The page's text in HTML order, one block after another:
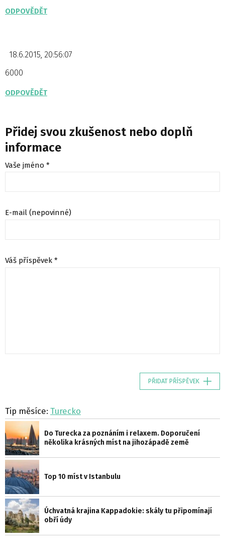
ODPOVĚDĚT
18.6.2015, 20:56:07
6000
ODPOVĚDĚT
Přidej svou zkušenost nebo doplň
informace
Vaše jméno *
E-mail (nepovinné)
Váš příspěvek *
PŘIDAT PŘÍSPĚVEK
Tip měsíce: Turecko
Do Turecka za poznáním i relaxem. Doporučení
několika krásných míst na jihozápadě země
Top 10 míst v Istanbulu
Úchvatná krajina Kappadokie: skály tu připomínají
obří údy